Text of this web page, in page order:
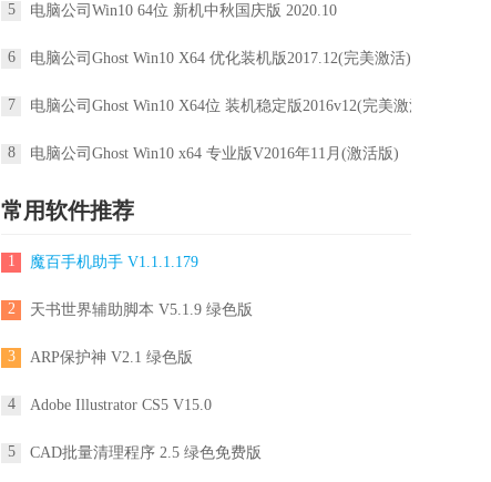
5 电脑公司Win10 64位 新机中秋国庆版 2020.10
6 电脑公司Ghost Win10 X64 优化装机版2017.12(完美激活)
7 电脑公司Ghost Win10 X64位 装机稳定版2016v12(完美激活)
8 电脑公司Ghost Win10 x64 专业版V2016年11月(激活版)
常用软件推荐
1 魔百手机助手 V1.1.1.179
2 天书世界辅助脚本 V5.1.9 绿色版
3 ARP保护神 V2.1 绿色版
4 Adobe Illustrator CS5 V15.0
5 CAD批量清理程序 2.5 绿色免费版